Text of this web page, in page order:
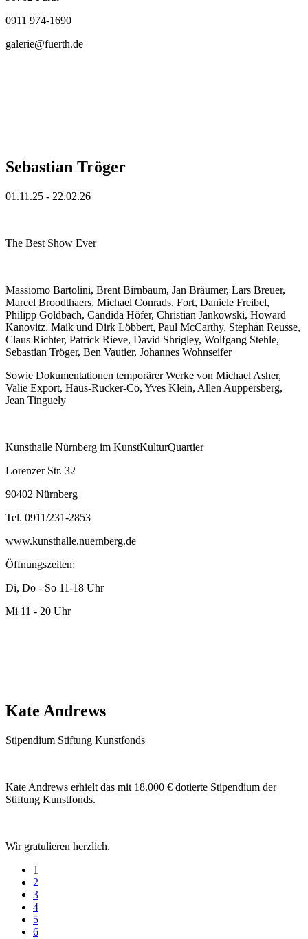
0911 974-1690
galerie@fuerth.de
Sebastian Tröger
01.11.25 - 22.02.26
The Best Show Ever
Massiomo Bartolini, Brent Birnbaum, Jan Bräumer, Lars Breuer,
Marcel Broodthaers, Michael Conrads, Fort, Daniele Freibel,
Philipp Goldbach, Candida Höfer, Christian Jankowski, Howard
Kanovitz, Maik und Dirk Löbbert, Paul McCarthy, Stephan Reusse,
Claus Richter, Patrick Rieve, David Shrigley, Wolfgang Stehle,
Sebastian Tröger, Ben Vautier, Johannes Wohnseifer
Sowie Dokumentationen temporärer Werke von Michael Asher,
Valie Export, Haus-Rucker-Co, Yves Klein, Allen Auppersberg,
Jean Tinguely
Kunsthalle Nürnberg im KunstKulturQuartier
Lorenzer Str. 32
90402 Nürnberg
Tel. 0911/231-2853
www.kunsthalle.nuernberg.de
Öffnungszeiten:
Di, Do - So 11-18 Uhr
Mi 11 - 20 Uhr
Kate Andrews
Stipendium Stiftung Kunstfonds
Kate Andrews erhielt das mit 18.000 € dotierte Stipendium der
Stiftung Kunstfonds.
Wir gratulieren herzlich.
1
2
3
4
5
6